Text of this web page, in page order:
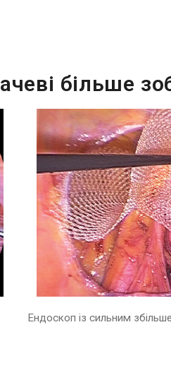
більше
Ендоскоп із сильним